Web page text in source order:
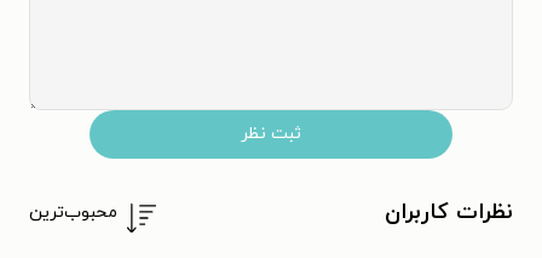
ثبت نظر
نظرات کاربران محبوب‌ترین